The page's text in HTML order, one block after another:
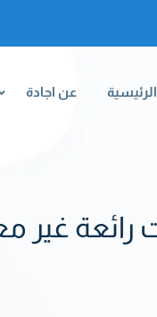
الرئيسية عن اجادة